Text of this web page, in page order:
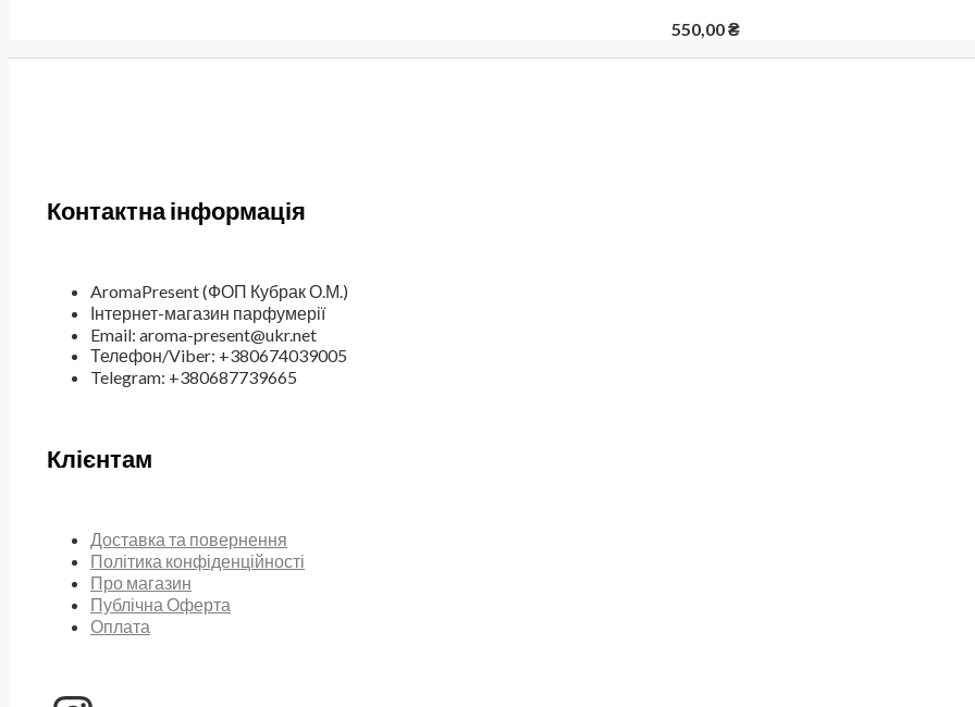
550,00₴
Контактна інформація
AromaPresent (ФОП Кубрак О.М.)
Інтернет-магазин парфумерії
Email: aroma-present@ukr.net
Телефон/Viber: +380674039005
Telegram: +380687739665
Клієнтам
Доставка та повернення
Політика конфіденційності
Про магазин
Публічна Оферта
Оплата